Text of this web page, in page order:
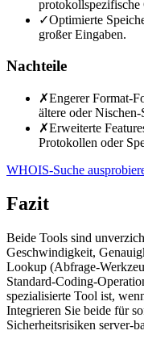
protokollspezifische
✓Optimierte
großer Eingaben.
Nachteile
✗Engerer Format-
ältere oder Nischen-
✗Erweiterte
Protokollen oder
WHOIS-Suche
Fazit
Beide Tools sind
Geschwindigkeit,
Lookup (Abfrage-
Standard-Coding-
spezialisierte Tool ist,
Integrieren Sie beide für
Sicherheitsrisiken server-